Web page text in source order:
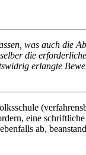
was auch die
die
erlangte
eine
ab,